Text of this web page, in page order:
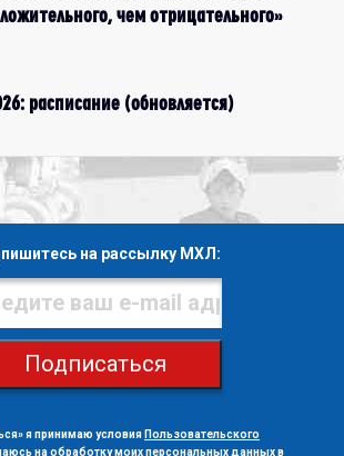
чем отрицательного»
расписание (обновляется)
на рассылку МХЛ:
Подписаться
я принимаю условия Пользовательского
на обработку моих персональных данных в